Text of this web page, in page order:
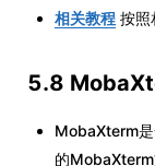
相关教程 按照
5.8
MobaXterm
的